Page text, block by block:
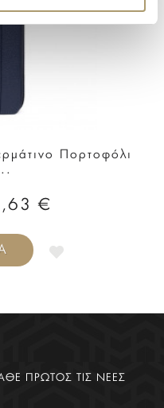
Πορτοφόλι
€
ΠΡΩΤΟΣ ΤΙΣ ΝΕΕΣ